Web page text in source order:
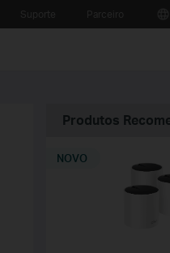
Produtos
NOVO